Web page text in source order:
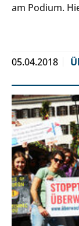
am Podium.
05.04.2018